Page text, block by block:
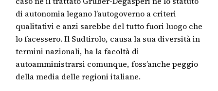
di autonomia legano l’autogoverno a criteri
qualitativi e anzi sarebbe del tutto fuori luogo che
lo facessero. Il Sudtirolo, causa la sua diversità in
termini nazionali, ha la facoltà di
autoamministrarsi comunque, foss’anche peggio
della media delle regioni italiane.